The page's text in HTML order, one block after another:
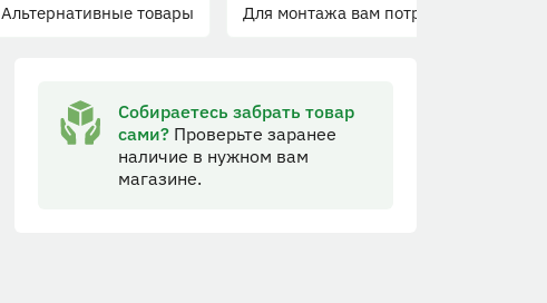
Альтернативные товары Для монтажа вам потребуется
Собираетесь забрать товар
сами?Проверьте заранее
наличие в нужном вам
магазине.